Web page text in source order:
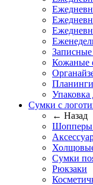
Кожаные
Планинги
Упаковка
Сумки с
← Назад
Шопперы
Сумки
Рюкзаки